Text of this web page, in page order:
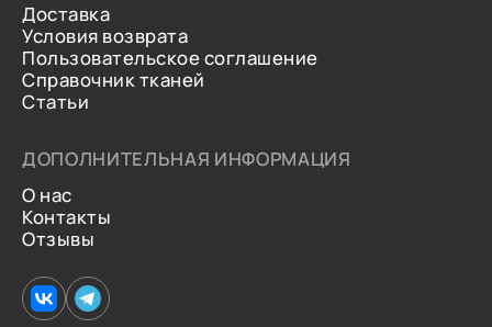
Доставка
Условия возврата
Пользовательское соглашение
Справочник тканей
Статьи
ДОПОЛНИТЕЛЬНАЯ ИНФОРМАЦИЯ
О нас
Контакты
Отзывы